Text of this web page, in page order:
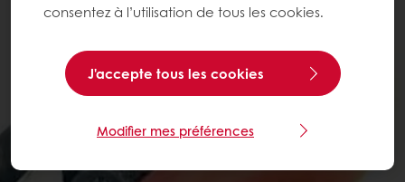
consentez à l’utilisation de tous les cookies.
J'accepte tous les cookies
Modifier mes préférences